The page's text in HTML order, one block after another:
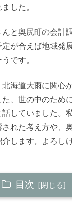
した。
と奥尻町の会計
定が合えば地域発
です。
海道大雨に関心
、世の中のため
していました。
れた考え方や、
します。よろし
目次